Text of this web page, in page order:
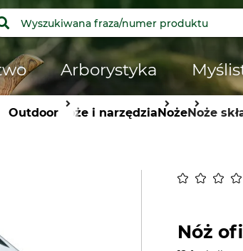
Arborystyka
OutdoorNoże i narzędziaNożeNoże
Nóż